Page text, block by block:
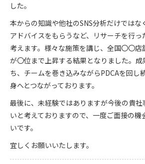
した。
本からの知識や他社のSNS分析だけではな
アドバイスをもらうなど、リサーチを行っ
考えます。様々な施策を講じ、全国〇〇
が〇位まで上昇する結果となりました。
ち、チームを巻き込みながらPDCAを回し
身へとつながっております。
最後に、未経験ではありますが今後の貴
いと考えておりますので、一度ご面接の機
いです。
宜しくお願いいたします。